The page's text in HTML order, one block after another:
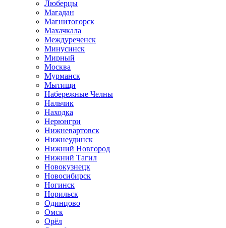
Люберцы
Магадан
Магнитогорск
Махачкала
Междуреченск
Минусинск
Мирный
Москва
Мурманск
Мытищи
Набережные Челны
Нальчик
Находка
Нерюнгри
Нижневартовск
Нижнеудинск
Нижний Новгород
Нижний Тагил
Новокузнецк
Новосибирск
Ногинск
Норильск
Одинцово
Омск
Орёл